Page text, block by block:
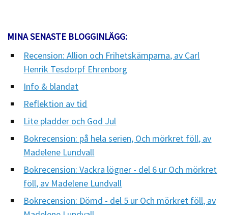
MINA SENASTE BLOGGINLÄGG:
Recension: Allion och Frihetskämparna, av Carl
Henrik Tesdorpf Ehrenborg
Info & blandat
Reflektion av tid
Lite pladder och God Jul
Bokrecension: på hela serien, Och mörkret föll, av
Madelene Lundvall
Bokrecension: Vackra lögner - del 6 ur Och mörkret
föll, av Madelene Lundvall
Bokrecension: Dömd - del 5 ur Och mörkret föll, av